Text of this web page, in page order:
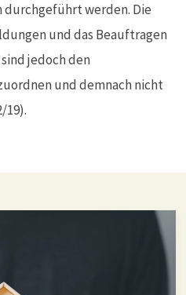
werden. Die
und das Beauftragen
jedoch den
und demnach nicht
19).